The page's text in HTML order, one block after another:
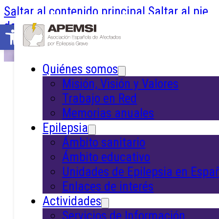
Abrir barra de herramientas
Saltar al contenido principal Saltar al pie
de página
Quiénes somos
Misión, Visión y Valores
Trabajo en Red
Memorias anuales
Epilepsia
Ámbito sanitario
Ámbito educativo
Unidades de Epilepsia en
Enlaces de interés
Actividades
Servicios de Información
Epilepsia/ Los expertos responden
Los Expertos
Responden